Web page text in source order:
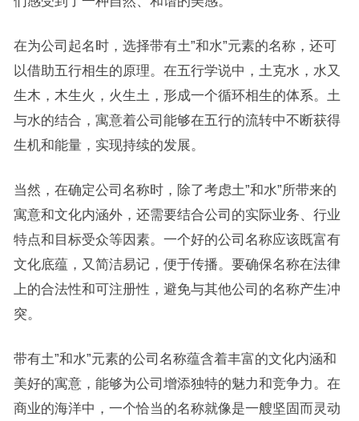
在为公司起名时，选择带有土”和水”元素的名称，还可
以借助五行相生的原理。在五行学说中，土克水，水又
生木，木生火，火生土，形成一个循环相生的体系。土
与水的结合，寓意着公司能够在五行的流转中不断获得
生机和能量，实现持续的发展。
当然，在确定公司名称时，除了考虑土”和水”所带来的
寓意和文化内涵外，还需要结合公司的实际业务、行业
特点和目标受众等因素。一个好的公司名称应该既富有
文化底蕴，又简洁易记，便于传播。要确保名称在法律
上的合法性和可注册性，避免与其他公司的名称产生冲
突。
带有土”和水”元素的公司名称蕴含着丰富的文化内涵和
美好的寓意，能够为公司增添独特的魅力和竞争力。在
商业的海洋中，一个恰当的名称就像是一艘坚固而灵动